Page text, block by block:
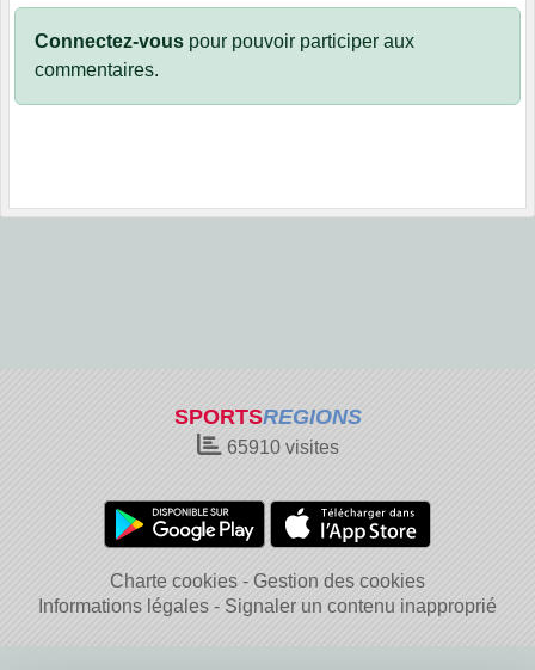
Connectez-vous pour pouvoir participer aux
commentaires.
SPORTSREGIONS
65910visites
Charte cookies
Gestion des cookies
Informations légales
Signaler un contenu inapproprié